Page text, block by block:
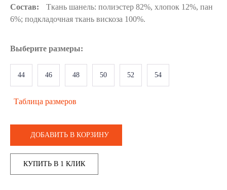
Состав:
Ткань шанель: полиэстер 82%, хлопок 12%, пан
6%; подкладочная ткань вискоза 100%.
Выберите размеры:
44 46 48 50 52 54
Таблица размеров
ДОБАВИТЬ В КОРЗИНУ
КУПИТЬ В 1 КЛИК